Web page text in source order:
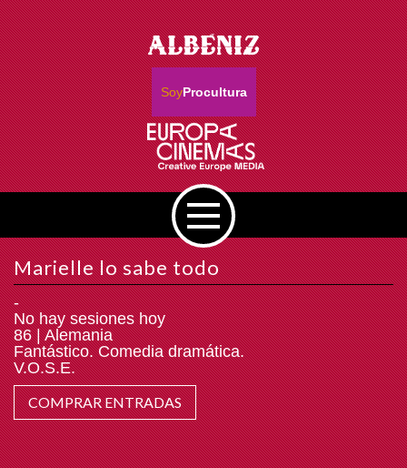
SoyProcultura
Marielle lo sabe todo
-
No hay sesiones hoy
86 | Alemania
Fantástico. Comedia dramática.
V.O.S.E.
COMPRAR ENTRADAS